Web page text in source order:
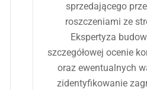
sprzedającego
roszczeniami ze
Ekspertyza
szczegółowej ocenie
oraz ewentualnych
zidentyfikowanie